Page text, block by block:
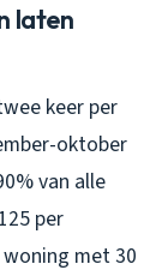
laten
keer per
oktober
van alle
per
met 30